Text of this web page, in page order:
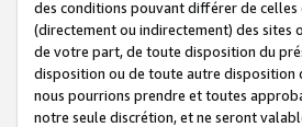
des conditions pouvant différer de celles
(directement ou indirectement) des sites
de votre part, de toute disposition du
disposition ou de toute autre disposition
nous pourrions prendre et toutes
notre seule discrétion, et ne seront